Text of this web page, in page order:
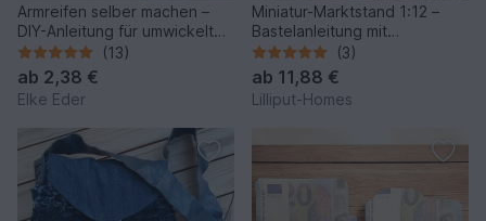
Armreifen selber machen –
DIY-Anleitung für umwickelte
Armreifen mit Strass
(13)
ab 2,38 €
Elke Eder
Miniatur-Marktstand 1:12 –
Bastelanleitung mit
Schablonen und Fotos
(3)
ab 11,88 €
Lilliput-Homes